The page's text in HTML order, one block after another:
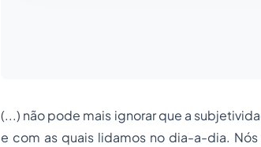
(...) não pode mais ignorar que a
e com as quais lidamos no dia-a-dia.